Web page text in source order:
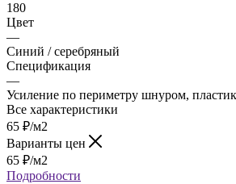
180
Цвет
—
Синий / серебряный
Спецификация
—
Усиление по периметру шнуром,
Все характеристики
65 ₽/м2
Варианты цен
65 ₽/м2
Подробности